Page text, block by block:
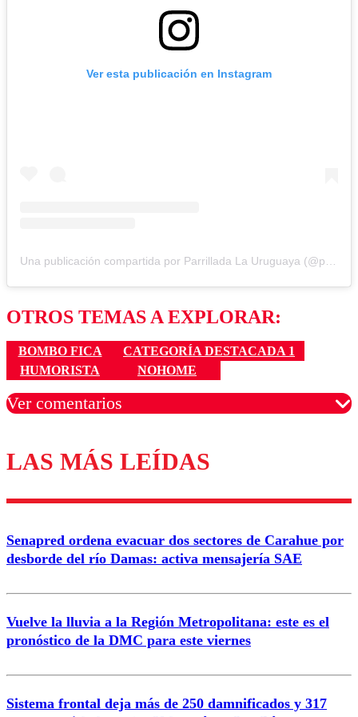
Ver esta publicación en Instagram
Una publicación compartida por Parrillada La Uruguaya (@parrilla_la_uruguaya)
OTROS TEMAS A EXPLORAR:
BOMBO FICA
CATEGORÍA DESTACADA 1
HUMORISTA
NOHOME
Ver comentarios
Los comentarios son moderados para garantizar un
diálogo respetuoso.
Correo
Enviar comentario
LAS MÁS LEÍDAS
Senapred ordena evacuar dos sectores de Carahue por
desborde del río Damas: activa mensajería SAE
Vuelve la lluvia a la Región Metropolitana: este es el
pronóstico de la DMC para este viernes
Sistema frontal deja más de 250 damnificados y 317